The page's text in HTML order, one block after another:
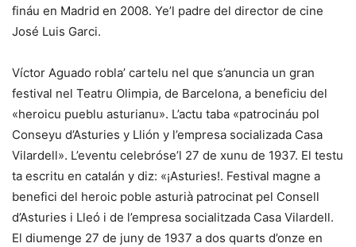
fináu en Madrid en 2008. Ye’l padre del director de cine
José Luis Garci.
Víctor Aguado robla’ cartelu nel que s’anuncia un gran
festival nel Teatru Olimpia, de Barcelona, a beneficiu del
«heroicu pueblu asturianu». L’actu taba «patrocináu pol
Conseyu d’Asturies y Llión y l’empresa socializada Casa
Vilardell». L’eventu celebróse’l 27 de xunu de 1937. El testu
ta escritu en catalán y diz: «¡Asturies!. Festival magne a
benefici del heroic poble asturià patrocinat pel Consell
d’Asturies i Lleó i de l’empresa socialitzada Casa Vilardell.
El diumenge 27 de juny de 1937 a dos quarts d’onze en